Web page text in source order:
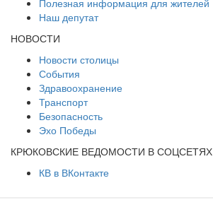
Полезная информация для жителей
Наш депутат
НОВОСТИ
Новости столицы
События
Здравоохранение
Транспорт
Безопасность
Эхо Победы
КРЮКОВСКИЕ ВЕДОМОСТИ В СОЦСЕТЯХ
КВ в ВКонтакте